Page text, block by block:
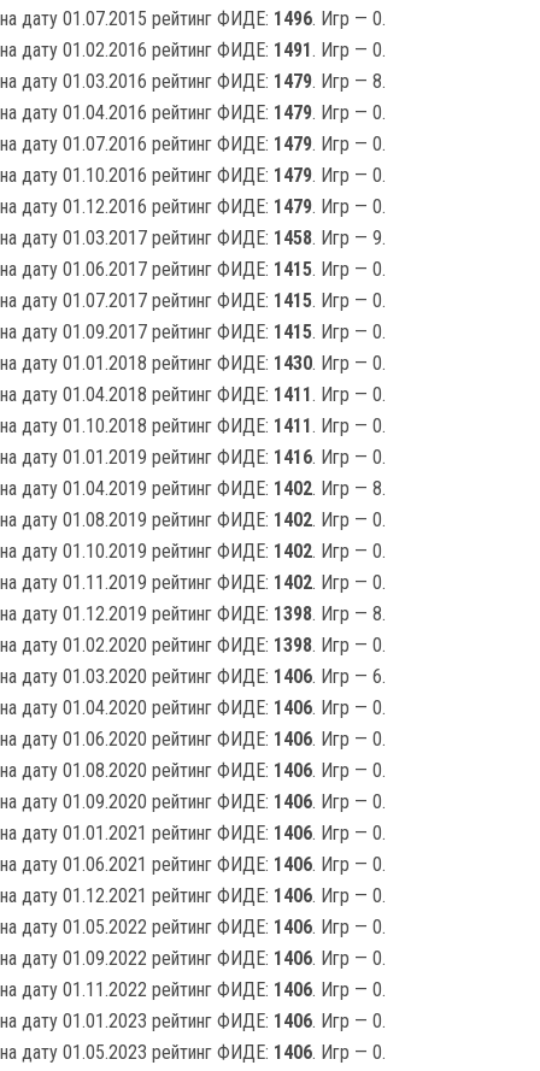
на дату 01.07.2015 рейтинг ФИДЕ: 1496. Игр — 0.
на дату 01.02.2016 рейтинг ФИДЕ: 1491. Игр — 0.
на дату 01.03.2016 рейтинг ФИДЕ: 1479. Игр — 8.
на дату 01.04.2016 рейтинг ФИДЕ: 1479. Игр — 0.
на дату 01.07.2016 рейтинг ФИДЕ: 1479. Игр — 0.
на дату 01.10.2016 рейтинг ФИДЕ: 1479. Игр — 0.
на дату 01.12.2016 рейтинг ФИДЕ: 1479. Игр — 0.
на дату 01.03.2017 рейтинг ФИДЕ: 1458. Игр — 9.
на дату 01.06.2017 рейтинг ФИДЕ: 1415. Игр — 0.
на дату 01.07.2017 рейтинг ФИДЕ: 1415. Игр — 0.
на дату 01.09.2017 рейтинг ФИДЕ: 1415. Игр — 0.
на дату 01.01.2018 рейтинг ФИДЕ: 1430. Игр — 0.
на дату 01.04.2018 рейтинг ФИДЕ: 1411. Игр — 0.
на дату 01.10.2018 рейтинг ФИДЕ: 1411. Игр — 0.
на дату 01.01.2019 рейтинг ФИДЕ: 1416. Игр — 0.
на дату 01.04.2019 рейтинг ФИДЕ: 1402. Игр — 8.
на дату 01.08.2019 рейтинг ФИДЕ: 1402. Игр — 0.
на дату 01.10.2019 рейтинг ФИДЕ: 1402. Игр — 0.
на дату 01.11.2019 рейтинг ФИДЕ: 1402. Игр — 0.
на дату 01.12.2019 рейтинг ФИДЕ: 1398. Игр — 8.
на дату 01.02.2020 рейтинг ФИДЕ: 1398. Игр — 0.
на дату 01.03.2020 рейтинг ФИДЕ: 1406. Игр — 6.
на дату 01.04.2020 рейтинг ФИДЕ: 1406. Игр — 0.
на дату 01.06.2020 рейтинг ФИДЕ: 1406. Игр — 0.
на дату 01.08.2020 рейтинг ФИДЕ: 1406. Игр — 0.
на дату 01.09.2020 рейтинг ФИДЕ: 1406. Игр — 0.
на дату 01.01.2021 рейтинг ФИДЕ: 1406. Игр — 0.
на дату 01.06.2021 рейтинг ФИДЕ: 1406. Игр — 0.
на дату 01.12.2021 рейтинг ФИДЕ: 1406. Игр — 0.
на дату 01.05.2022 рейтинг ФИДЕ: 1406. Игр — 0.
на дату 01.09.2022 рейтинг ФИДЕ: 1406. Игр — 0.
на дату 01.11.2022 рейтинг ФИДЕ: 1406. Игр — 0.
на дату 01.01.2023 рейтинг ФИДЕ: 1406. Игр — 0.
на дату 01.05.2023 рейтинг ФИДЕ: 1406. Игр — 0.